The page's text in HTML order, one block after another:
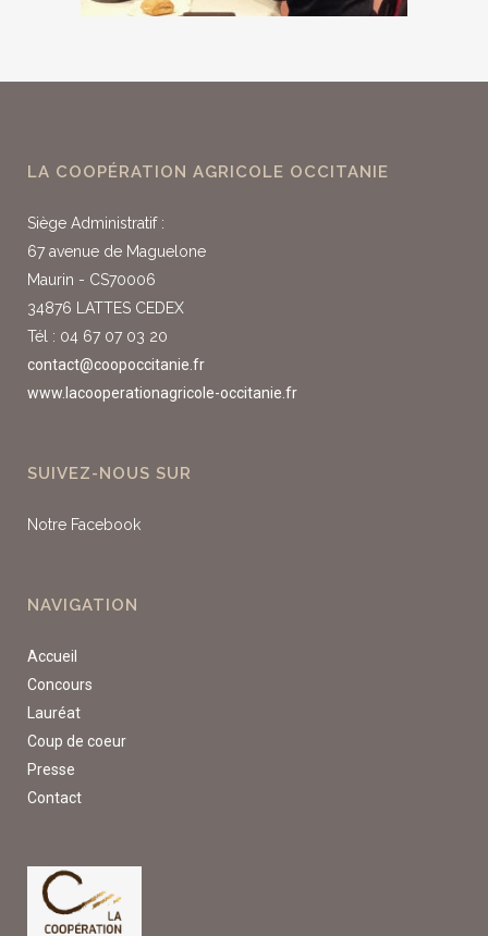
LA COOPÉRATION AGRICOLE OCCITANIE
Siège Administratif :
67 avenue de Maguelone
Maurin - CS70006
34876 LATTES CEDEX
Tél : 04 67 07 03 20
contact@coopoccitanie.fr
www.lacooperationagricole-occitanie.fr
SUIVEZ-NOUS SUR
Notre Facebook
NAVIGATION
Accueil
Concours
Lauréat
Coup de coeur
Presse
Contact